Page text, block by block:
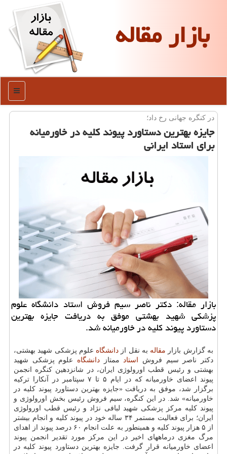
بازار مقاله
منو
در كنگره جهانی رخ داد؛
جایزه بهترین دستاورد پیوند كلیه در خاورمیانه
برای استاد ایرانی
بازار مقاله: دكتر ناصر سیم فروش استاد دانشگاه علوم
پزشكی شهید بهشتی موفق به دریافت جایزه بهترین
دستاورد پیوند كلیه در خاورمیانه شد.
به گزارش بازار مقاله به نقل از دانشگاه علوم پزشكی شهید بهشتی،
دكتر ناصر سیم فروش استاد ممتاز دانشگاه علوم پزشكی شهید
بهشتی و رئیس قطب اورولوژی ایران، در شانزدهین كنگره انجمن
پیوند اعضای خاورمیانه كه در ایام ۵ تا ۷ سپتامبر در آنكارا تركیه
برگزار شد، موفق به دریافت «جایزه بهترین دستاورد پیوند كلیه در
خاورمیانه» شد. در این كنگره، سیم فروش رئیس بخش اورولوژی و
پیوند كلیه مركز پزشكی شهید لبافی نژاد و رئیس قطب اورولوژی
ایران؛ برای فعالیت مستمر ۳۴ ساله خود در پیوند كلیه و انجام بیشتر
از ۵ هزار پیوند كلیه و همینطور به علت انجام ۶۰ درصد پیوند از اهدای
مرگ مغزی درماههای اخیر در این مركز مورد تقدیر انجمن پیوند
اعضای خاورمیانه قرار گرفت. جایزه بهترین دستاورد پیوند كلیه در